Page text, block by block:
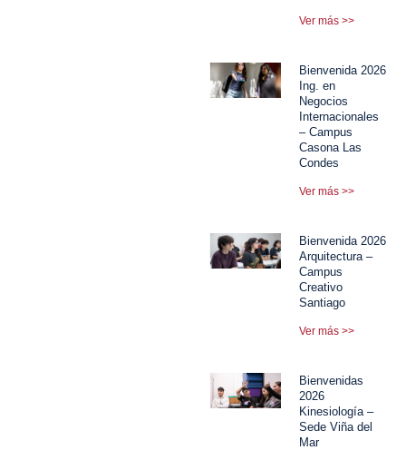
Ver más >>
Bienvenida 2026
Ing. en
Negocios
Internacionales
– Campus
Casona Las
Condes
Ver más >>
Bienvenida 2026
Arquitectura –
Campus
Creativo
Santiago
Ver más >>
Bienvenidas
2026
Kinesiología –
Sede Viña del
Mar